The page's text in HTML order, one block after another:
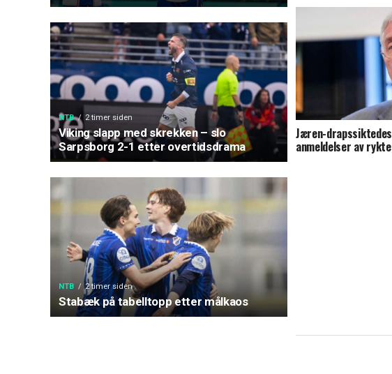
NTB 2 timer siden
Viking slapp med skrekken – slo
Sarpsborg 2-1 etter overtidsdrama
NTB 2 timer siden
Stabæk på tabelltopp etter målkaos
Jæren-
anmeldelser av